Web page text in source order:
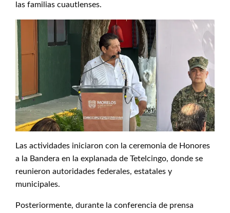
las familias cuautlenses.
Las actividades iniciaron con la ceremonia de Honores
a la Bandera en la explanada de Tetelcingo, donde se
reunieron autoridades federales, estatales y
municipales.
Posteriormente, durante la conferencia de prensa